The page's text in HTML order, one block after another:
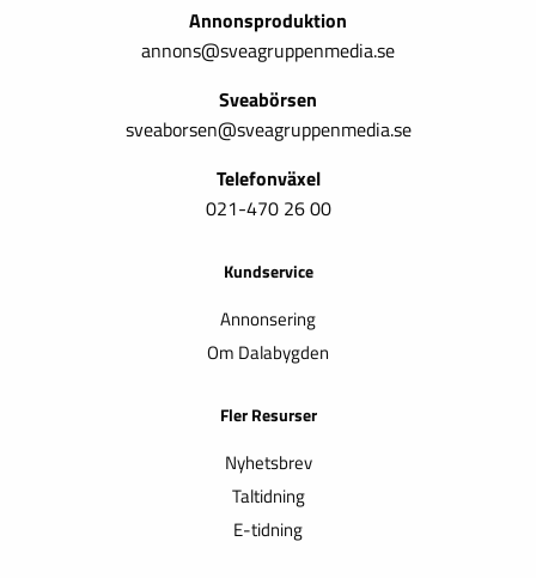
Annonsproduktion
annons@sveagruppenmedia.se
Sveabörsen
sveaborsen@sveagruppenmedia.se
Telefonväxel
021-470 26 00
Kundservice
Annonsering
Om Dalabygden
Fler Resurser
Nyhetsbrev
Taltidning
E-tidning